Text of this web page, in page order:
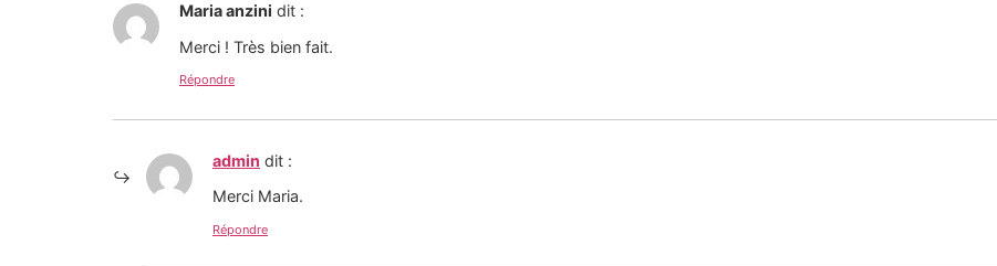
Maria anzini dit :
Merci ! Très bien fait.
Répondre
admin dit :
Merci Maria.
Répondre